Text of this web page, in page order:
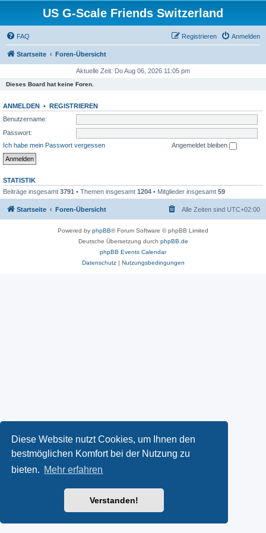
Diese Website nutzt Cookies, um Ihnen den
bestmöglichen Komfort bei der Nutzung zu
bieten. Mehr erfahren
Verstanden!
US G-Scale Friends Switzerland
FAQ Anmelden
Registrieren
Startseite Foren-Übersicht
Aktuelle Zeit: Do Aug 06, 2026 11:05 pm
Dieses Board hat keine Foren.
ANMELDEN • REGISTRIEREN
Benutzername:
Passwort:
Ich habe mein Passwort vergessen
Angemeldet bleiben
STATISTIK
Beiträge insgesamt 3791 • Themen insgesamt 1204 • Mitglieder insgesamt 59
Startseite Foren-Übersicht Alle Zeiten sind UTC+02:00
Powered by phpBB® Forum Software © phpBB Limited
Deutsche Übersetzung durch phpBB.de
phpBB Events Calendar
Datenschutz| Nutzungsbedingungen